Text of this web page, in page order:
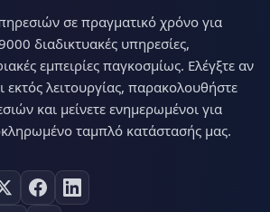
σε πραγματικό χρόνο για
διαδικτυακές υπηρεσίες,
εμπειρίες παγκοσμίως. Ελέγξτε αν
εκτός λειτουργίας, παρακολουθήστε
και μείνετε ενημερωμένοι για
ταμπλό κατάστασής μας.